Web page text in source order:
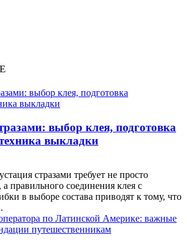
выбор клея, подготовка
выкладки
стразами требует не просто
правильного соединения клея с
в выборе состава приводят к тому, что